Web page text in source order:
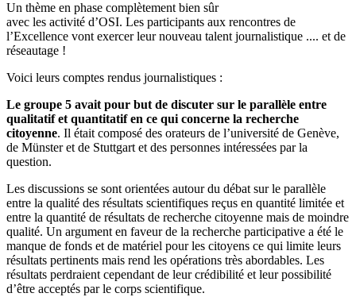
Un thème en phase complètement bien sûr
avec les activité d’OSI. Les participants aux rencontres de
l’Excellence vont exercer leur nouveau talent journalistique .... et de
réseautage !
Voici leurs comptes rendus journalistiques :
Le groupe 5 avait pour but de discuter sur le parallèle entre
qualitatif et quantitatif en ce qui concerne la recherche
citoyenne. Il était composé des orateurs de l’université de Genève,
de Münster et de Stuttgart et des personnes intéressées par la
question.
Les discussions se sont orientées autour du débat sur le parallèle
entre la qualité des résultats scientifiques reçus en quantité limitée et
entre la quantité de résultats de recherche citoyenne mais de moindre
qualité. Un argument en faveur de la recherche participative a été le
manque de fonds et de matériel pour les citoyens ce qui limite leurs
résultats pertinents mais rend les opérations très abordables. Les
résultats perdraient cependant de leur crédibilité et leur possibilité
d’être acceptés par le corps scientifique.